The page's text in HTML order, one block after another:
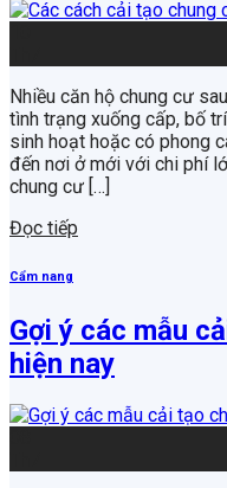
Nhiều căn hộ chung cư
tình trạng xuống cấp, bố
sinh hoạt hoặc có phong
đến nơi ở mới với chi phí
chung cư […]
Đọc tiếp
Cẩm nang
Gợi ý các mẫu
hiện nay